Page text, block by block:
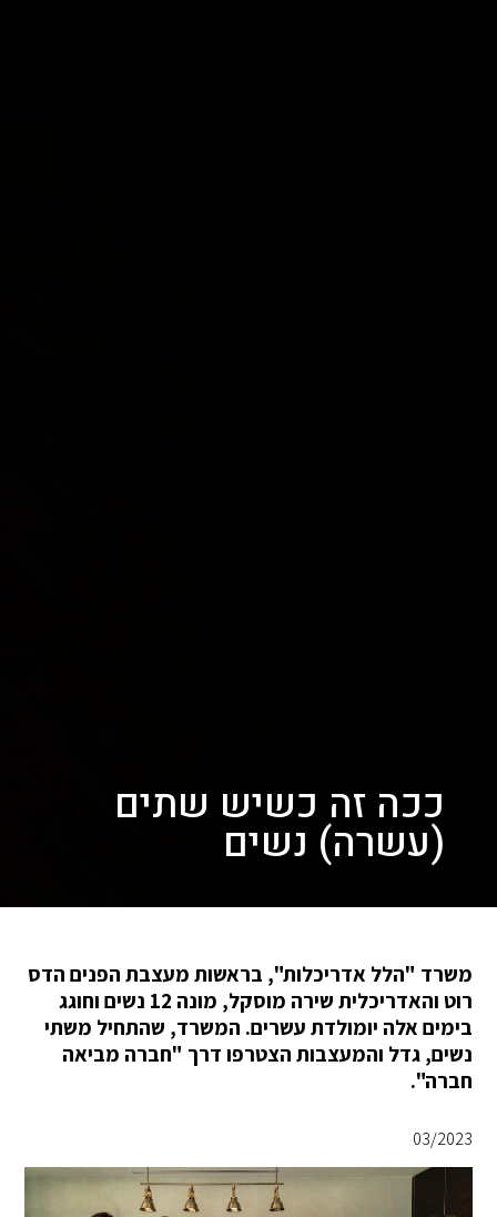
ככה זה כשיש שתים
(עשרה) נשים
משרד "הלל אדריכלות", בראשות מעצבת הפנים הדס
רוט והאדריכלית שירה מוסקל, מונה 12 נשים וחוגג
בימים אלה יומולדת עשרים. המשרד, שהתחיל משתי
נשים, גדל והמעצבות הצטרפו דרך "חברה מביאה
חברה".
03/2023